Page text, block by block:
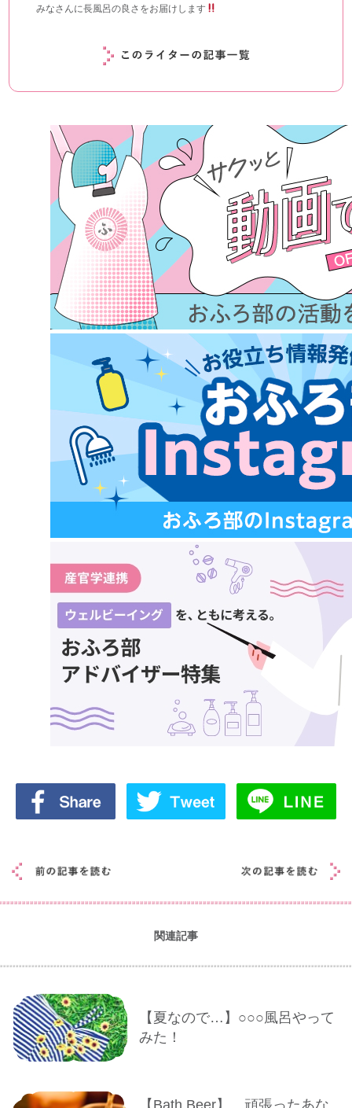
みなさんに長風呂の良さをお届けします
関連記事
【夏なので…】○○○風呂やって
みた！
【Bath Beer】 頑張ったあな